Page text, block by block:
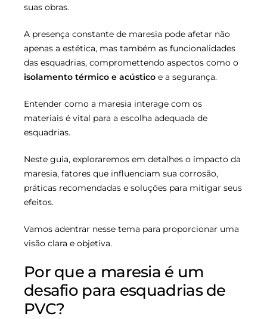
suas obras.
A presença constante de maresia pode afetar não
apenas a estética, mas também as funcionalidades
das esquadrias, compromettendo aspectos como o
isolamento térmico e acústico e a segurança.
Entender como a maresia interage com os
materiais é vital para a escolha adequada de
esquadrias.
Neste guia, exploraremos em detalhes o impacto da
maresia, fatores que influenciam sua corrosão,
práticas recomendadas e soluções para mitigar seus
efeitos.
Vamos adentrar nesse tema para proporcionar uma
visão clara e objetiva.
Por que a maresia é um
desafio para esquadrias de
PVC?